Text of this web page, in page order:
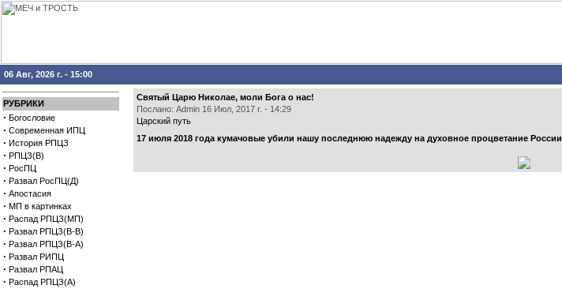
06 Авг, 2026 г. - 15:00
РУБРИКИ
· Богословие
· Современная ИПЦ
· История РПЦЗ
· РПЦЗ(В)
· РосПЦ
· Развал РосПЦ(Д)
· Апостасия
· МП в картинках
· Распад РПЦЗ(МП)
· Развал РПЦЗ(В-В)
· Развал РПЦЗ(В-А)
· Развал РИПЦ
· Развал РПАЦ
· Распад РПЦЗ(А)
Святый Царю Николае, моли Бога о нас!
Послано: Admin 16 Июл, 2017 г. - 14:29
Царский путь
17 июля 2018 года кумачовые убили нашу последнюю надежду на духовное процветание России